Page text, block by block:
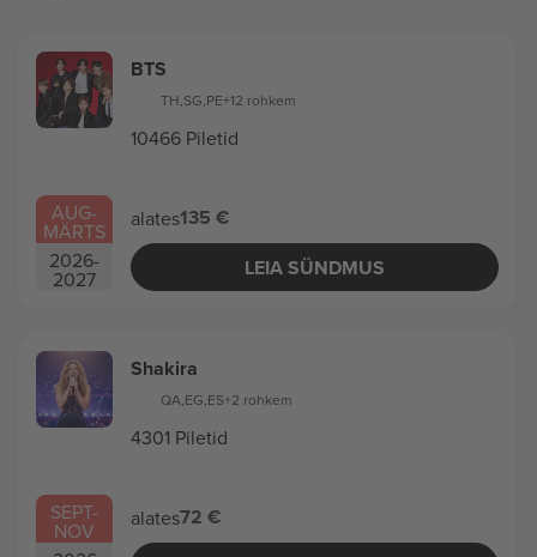
AUG-
MÄRTS
2026-
2027
BTS
TH,SG,PE+12 rohkem
10466 Piletid
alates135 €
LEIA SÜNDMUS
SEPT-
NOV
Shakira
QA,EG,ES+2 rohkem
4301 Piletid
alates72 €